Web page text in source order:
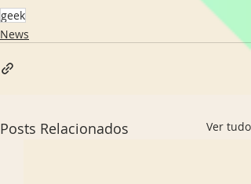
geek
News
Posts Relacionados Ver tudo